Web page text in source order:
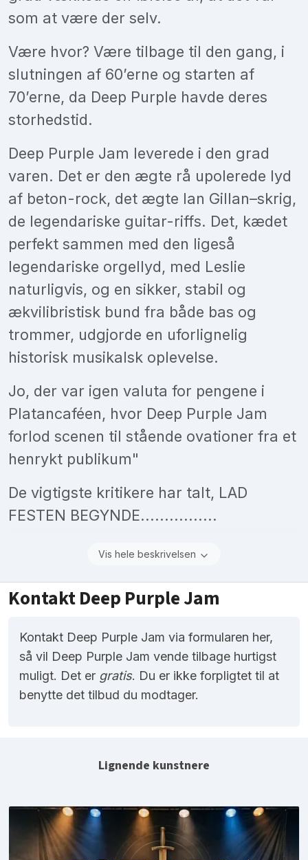
som at være der selv.
Være hvor? Være tilbage til den gang, i
slutningen af 60’erne og starten af
70’erne, da Deep Purple havde deres
storhedstid.
Deep Purple Jam leverede i den grad
varen. Det er den ægte rå upolerede lyd
af beton-rock, det ægte Ian Gillan–skrig,
de legendariske guitar-riffs. Det, kædet
perfekt sammen med den ligeså
legendariske orgellyd, med Leslie
naturligvis, og en sikker, stabil og
ækvilibristisk bund fra både bas og
trommer, udgjorde en uforlignelig
historisk musikalsk oplevelse.
Jo, der var igen valuta for pengene i
Platancaféen, hvor Deep Purple Jam
forlod scenen til stående ovationer fra et
henrykt publikum"
De vigtigste kritikere har talt, LAD
FESTEN BEGYNDE................
Vis hele beskrivelsen
Kontakt Deep Purple Jam
Kontakt Deep Purple Jam via formularen her,
så vil Deep Purple Jam vende tilbage hurtigst
muligt. Det er gratis. Du er ikke forpligtet til at
benytte det tilbud du modtager.
Lignende kunstnere